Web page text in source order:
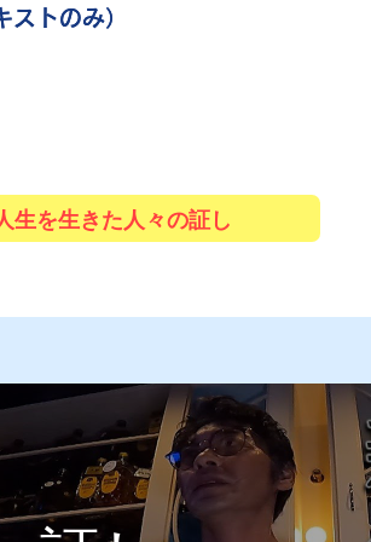
ストのみ）
ストのみ）
生を生きた人々の証し